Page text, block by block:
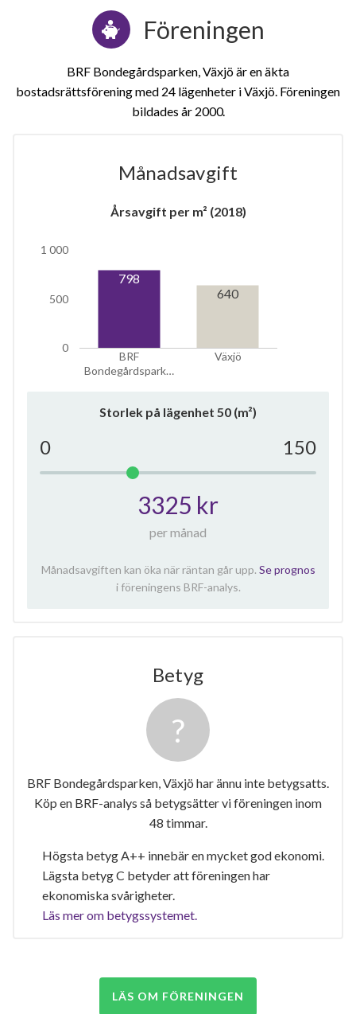
lägenhet
Föreningen
BRF Bondegårdsparken, Växjö är en äkta
bostadsrättsförening med 24 lägenheter i Växjö. Föreningen
bildades år 2000
Månadsavgift
Årsavgift per m² (2018)
BRF
Bondegårdspark…
Växjö
0
500
1 000
798
640
Storlek på lägenhet 50 (m²)
0 150
3325 kr
per månad
Månadsavgiften kan öka när räntan går upp. Se prognos
i föreningens BRF-analys.
Betyg
BRF Bondegårdsparken, Växjö har ännu inte betygsatts.
Köp en BRF-analys så betygsätter vi föreningen inom
48 timmar.
Högsta betyg A++ innebär en mycket god ekonomi.
Lägsta betyg C betyder att föreningen har
ekonomiska svårigheter.
Läs mer om betygssystemet.
LÄS OM FÖRENINGEN